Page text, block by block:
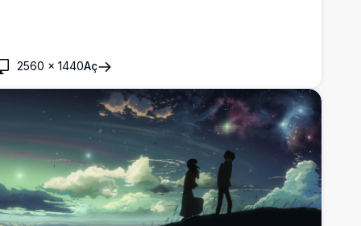
2560 × 1440Aç